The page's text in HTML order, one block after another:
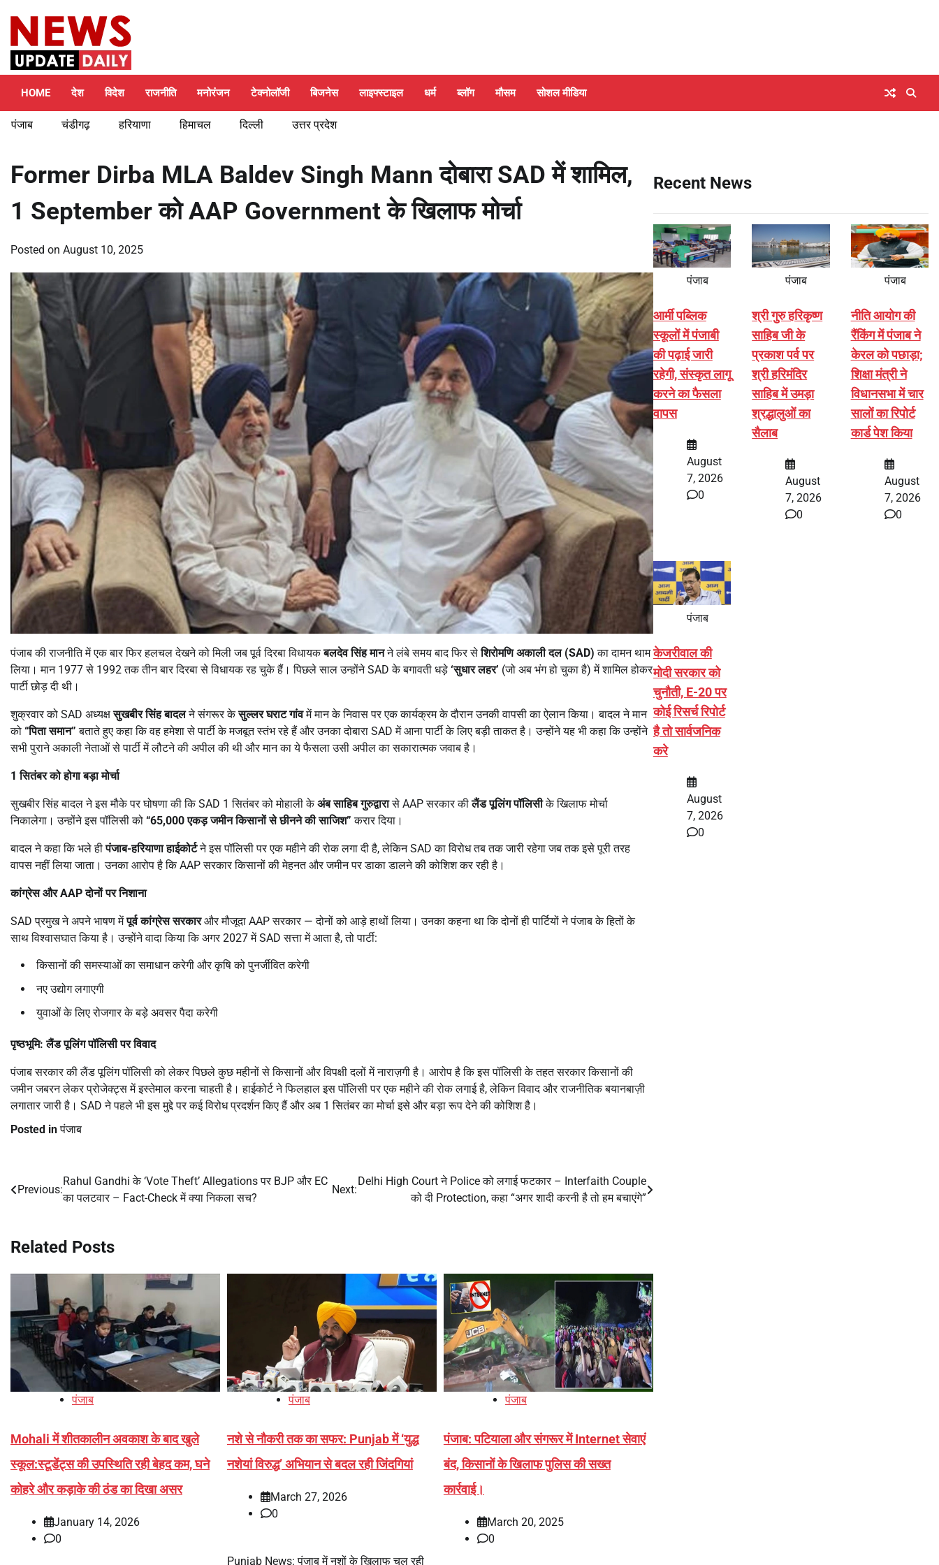
content
HOME देश विदेश राजनीति मनोरंजन टेक्नोलॉजी बिजनेस लाइफ्स्टाइल धर्म ब्लॉग मौसम सोशल मीडिया
पंजाब चंडीगढ़ हरियाणा हिमाचल दिल्ली उत्तर प्रदेश
Former Dirba MLA Baldev Singh Mann दोबारा SAD में शामिल,
1 September को AAP Government के खिलाफ मोर्चा
Posted on August 10, 2025
पंजाब की राजनीति में एक बार फिर हलचल देखने को मिली जब पूर्व दिरबा विधायकबलदेव सिंह मानने लंबे समय बाद फिर सेशिरोमणि अकाली दल (SAD) का दामन थाम
लिया। मान 1977 से 1992 तक तीन बार दिरबा से विधायक रह चुके हैं। पिछले साल उन्होंने SAD के बगावती धड़े ‘सुधार लहर’ (जो अब भंग हो चुका है) में शामिल होकर
पार्टी छोड़ दी थी।
शुक्रवार को SAD अध्यक्षसुखबीर सिंह बादलने संगरूर केसुल्लर घराट गांवमें मान के निवास पर एक कार्यक्रम के दौरान उनकी वापसी का ऐलान किया। बादल ने मान
को “पिता समान” बताते हुए कहा कि वह हमेशा से पार्टी के मजबूत स्तंभ रहे हैं और उनका दोबारा SAD में आना पार्टी के लिए बड़ी ताकत है। उन्होंने यह भी कहा कि उन्होंने
सभी पुराने अकाली नेताओं से पार्टी में लौटने की अपील की थी और मान का ये फैसला उसी अपील का सकारात्मक जवाब है।
1सितंबर को होगा बड़ा मोर्चा
सुखबीर सिंह बादल ने इस मौके पर घोषणा की कि SAD 1 सितंबर को मोहाली केअंब साहिब गुरुद्वारासे AAP सरकार कीलैंड पूलिंग पॉलिसीके खिलाफ मोर्चा
निकालेगा। उन्होंने इस पॉलिसी को “65,000एकड़ जमीन किसानों से छीनने की साजिश” करार दिया।
बादल ने कहा कि भले हीपंजाब-हरियाणा हाईकोर्टने इस पॉलिसी पर एक महीने की रोक लगा दी है, लेकिन SAD का विरोध तब तक जारी रहेगा जब तक इसे पूरी तरह
वापस नहीं लिया जाता। उनका आरोप है कि AAP सरकार किसानों की मेहनत और जमीन पर डाका डालने की कोशिश कर रही है।
कांग्रेस औरAAPदोनों पर निशाना
SAD प्रमुख ने अपने भाषण मेंपूर्व कांग्रेस सरकारऔर मौजूदा AAP सरकार — दोनों को आड़े हाथों लिया। उनका कहना था कि दोनों ही पार्टियों ने पंजाब के हितों के
साथ विश्वासघात किया है। उन्होंने वादा किया कि अगर 2027 में SAD सत्ता में आता है, तो पार्टी:
किसानों की समस्याओं का समाधान करेगी और कृषि को पुनर्जीवित करेगी
नए उद्योग लगाएगी
युवाओं के लिए रोजगार के बड़े अवसर पैदा करेगी
पृष्ठभूमि: लैंड पूलिंग पॉलिसी पर विवाद
पंजाब सरकार की लैंड पूलिंग पॉलिसी को लेकर पिछले कुछ महीनों से किसानों और विपक्षी दलों में नाराज़गी है। आरोप है कि इस पॉलिसी के तहत सरकार किसानों की
जमीन जबरन लेकर प्रोजेक्ट्स में इस्तेमाल करना चाहती है। हाईकोर्ट ने फिलहाल इस पॉलिसी पर एक महीने की रोक लगाई है, लेकिन विवाद और राजनीतिक बयानबाज़ी
लगातार जारी है। SAD ने पहले भी इस मुद्दे पर कई विरोध प्रदर्शन किए हैं और अब 1 सितंबर का मोर्चा इसे और बड़ा रूप देने की कोशिश है।
Posted inपंजाब
Post
Previous:
Rahul Gandhi के ‘Vote Theft’ Allegations पर BJP और EC
का पलटवार – Fact-Check में क्या निकला सच?
Next:
Delhi High Court ने Police को लगाई फटकार – Interfaith Couple
को दी Protection, कहा “अगर शादी करनी है तो हम बचाएंगे”
Related Posts
पंजाब
Mohali में शीतकालीन अवकाश के बाद खुले
स्कूल:स्टूडेंट्स की उपस्थिति रही बेहद कम, घने
कोहरे और कड़ाके की ठंड का दिखा असर
January 14, 2026
0
पंजाब
नशे से नौकरी तक का सफर: Punjab में ‘युद्ध
नशेयां विरुद्ध’ अभियान से बदल रही जिंदगियां
March 27, 2026
0
Punjab News: पंजाब में नशों के खिलाफ चल रही
पंजाब
पंजाब: पटियाला और संगरूर में Internet सेवाएं
बंद, किसानों के खिलाफ पुलिस की सख्त
कार्रवाई।
March 20, 2025
0
Recent News
पंजाब
आर्मी पब्लिक
स्कूलों में पंजाबी
की पढ़ाई जारी
रहेगी, संस्कृत लागू
करने का फैसला
वापस
August
7, 2026
0
पंजाब
श्री गुरु हरिकृष्ण
साहिब जी के
प्रकाश पर्व पर
श्री हरिमंदिर
साहिब में उमड़ा
श्रद्धालुओं का
सैलाब
August
7, 2026
0
पंजाब
नीति आयोग की
रैंकिंग में पंजाब ने
केरल को पछाड़ा;
शिक्षा मंत्री ने
विधानसभा में चार
सालों का रिपोर्ट
कार्ड पेश किया
August
7, 2026
0
पंजाब
केजरीवाल की
मोदी सरकार को
चुनौती, E-20 पर
कोई रिसर्च रिपोर्ट
है तो सार्वजनिक
करे
August
7, 2026
0